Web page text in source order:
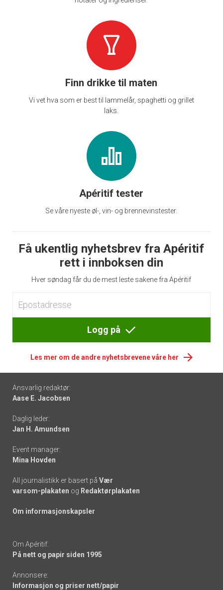
Finn drikke til maten
Vi vet hva som er best til lammelår, spaghetti og grillet
laks.
Apéritif tester
Se våre nyeste øl-, vin- og brennevinstester.
Få ukentlig nyhetsbrev fra Apéritif
rett i innboksen din
Hver søndag får du de mest leste sakene fra Apéritif
Logg på
Les mer om de andre nyhetsbrevene våre her
Footer
-
links
Ansvarlig redaktør:
Aase E. Jacobsen
Daglig leder:
Jan H. Amundsen
Event manager:
Mina Hovden
All journalistikk er basert på Vær
varsom-plakaten og Redaktørplakaten
Om informasjonskapsler
Om Apéritif:
På nett og papir siden 1995
Annonsere:
Informasjon og priser nett/papir